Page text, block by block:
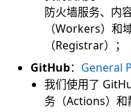
防火墙服务、内
（Workers）和
（Registrar）；
GitHub： General
我们使用了
务（Actions）和